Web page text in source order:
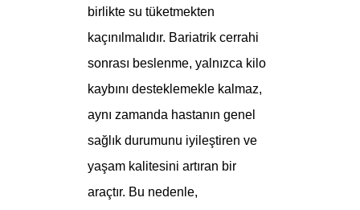
birlikte su tüketmekten
kaçınılmalıdır. Bariatrik cerrahi
sonrası beslenme, yalnızca kilo
kaybını desteklemekle kalmaz,
aynı zamanda hastanın genel
sağlık durumunu iyileştiren ve
yaşam kalitesini artıran bir
araçtır. Bu nedenle,